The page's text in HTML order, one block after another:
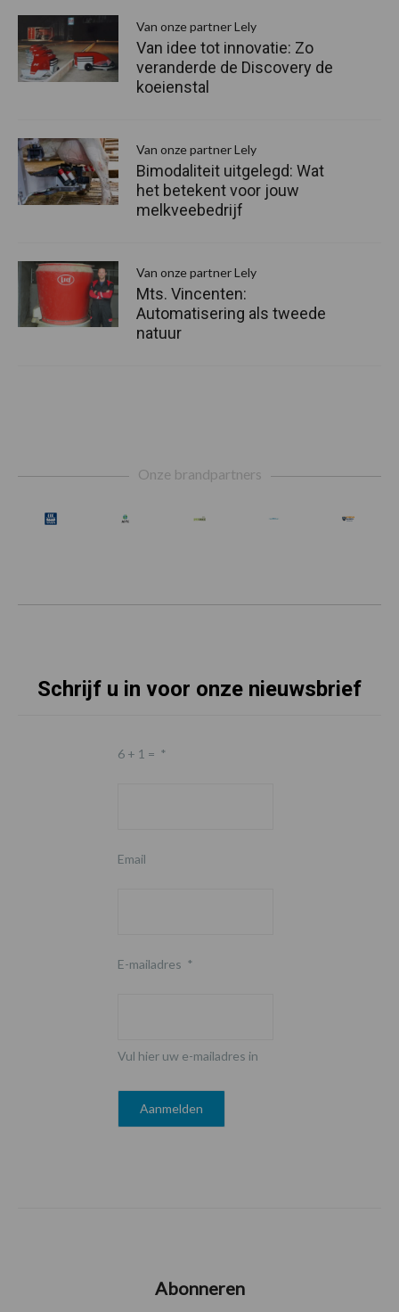
Van onze partner Lely
Van idee tot innovatie: Zo
veranderde de Discovery de
koeienstal
Van onze partner Lely
Bimodaliteit uitgelegd: Wat
het betekent voor jouw
melkveebedrijf
Van onze partner Lely
Mts. Vincenten:
Automatisering als tweede
natuur
Onze brandpartners
Schrijf u in voor onze nieuwsbrief
6 + 1 = *
Email
E-mailadres *
Vul hier uw e-mailadres in
Abonneren